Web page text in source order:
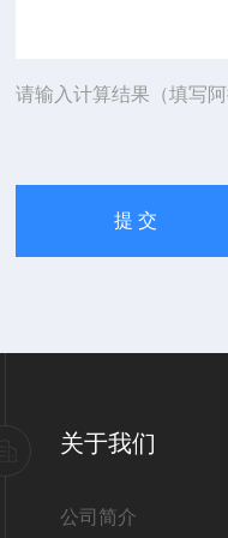
请输入计算结果（填写
关于我们
公司简介